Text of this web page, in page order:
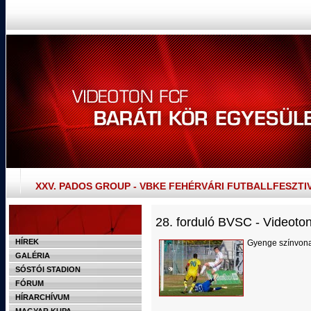
XXV. PADOS GROUP - VBKE FEHÉRVÁRI
HÍREK
GALÉRIA
SÓSTÓI STADION
FÓRUM
HÍRARCHÍVUM
28. forduló BVSC -
Gyenge